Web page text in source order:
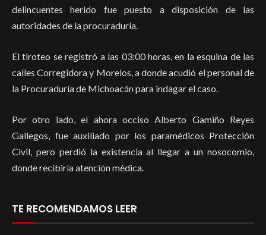
delincuentes herido fue puesto a disposición de las
autoridades de la procuraduría.
El tiroteo se registró a las 03:00 horas, en la esquina de las
calles Corregidora y Morelos, a donde acudió el personal de
la Procuraduría de Michoacán para indagar el caso.
Por otro lado, el ahora occiso Alberto Gamiño Reyes
Gallegos, fue auxiliado por los paramédicos Protección
Civil, pero perdió la existencia al llegar a un nosocomio,
donde recibiría atención médica.
TE RECOMENDAMOS LEER